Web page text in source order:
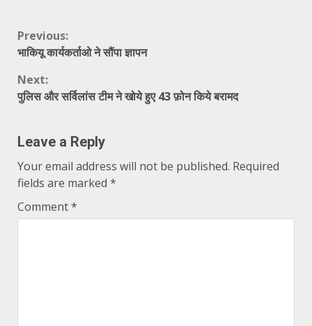
Continue
Reading
Previous:
भाकियू कार्यकर्ताओ ने सौंपा ज्ञापन
Next:
पुलिस और सर्विलांस टीम ने खोये हुए 43 फ़ोन किये बरामद
Leave a Reply
Your email address will not be published. Required
fields are marked *
Comment*